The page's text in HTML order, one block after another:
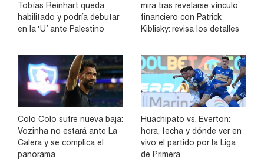
Tobías Reinhart queda
habilitado y podría debutar
en la ‘U’ ante Palestino
mira tras revelarse vínculo
financiero con Patrick
Kiblisky: revisa los detalles
Colo Colo sufre nueva baja:
Vozinha no estará ante La
Calera y se complica el
panorama
Huachipato vs. Everton:
hora, fecha y dónde ver en
vivo el partido por la Liga
de Primera